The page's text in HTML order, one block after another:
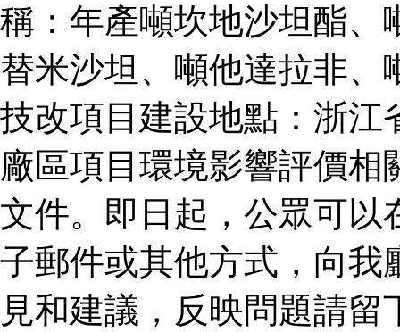
稱：年產噸坎地沙坦酯、
替米沙坦、噸他達拉非
技改項目建設地點：浙江
廠區項目環境影響評價
文件。即日起，公眾可以
子郵件或其他方式，向我
見和建議，反映問題請